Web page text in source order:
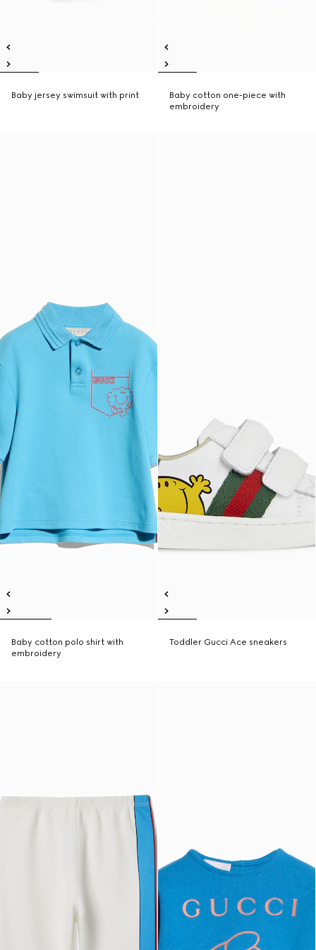
Baby jersey swimsuit with print
Baby cotton one-piece with
embroidery
Baby cotton polo shirt with
embroidery
Toddler Gucci Ace sneakers